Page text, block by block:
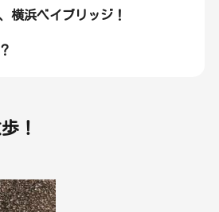
横浜ベイブリッジ！
！